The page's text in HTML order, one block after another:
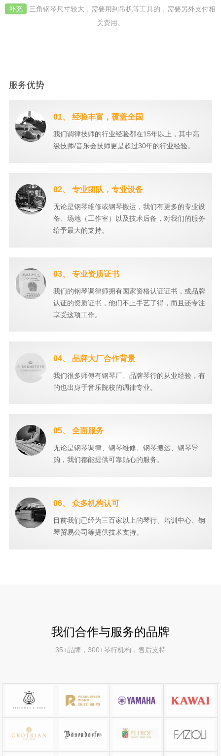
补充
三角钢琴尺寸较大，需要用到吊机等工具的，需要另外支付相
关费用。
服务优势
01、 经验丰富，覆盖全国
我们调律技师的行业经验都在15年以上，其中高
级技师/音乐会技师更是超过30年的行业经验。
02、 专业团队，专业设备
无论是钢琴维修或钢琴搬运，我们有更多的专业设
备、场地（工作室）以及技术后备，对我们的服务
给予最大的支持。
03、 专业资质证书
我们的钢琴调律师拥有国家资格认证证书，或品牌
认证的资质证书，他们不止手艺了得，而且还专注
享受这项工作。
04、 品牌大厂合作背景
我们很多师傅有钢琴厂、品牌琴行的从业经验，有
的也出身于音乐院校的调律专业。
05、 全面服务
无论是钢琴调律、钢琴维修、钢琴搬运、钢琴导
购，我们都能提供可靠贴心的服务。
06、 众多机构认可
目前我们已经为三百家以上的琴行、培训中心、钢
琴贸易公司等提供技术支持。
我们合作与服务的品牌
35+品牌，300+琴行机构，售后支持